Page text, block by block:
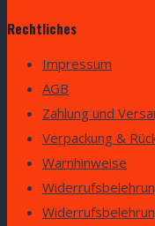
Rechtliches
Impressum
AGB
Zahlung und
Verpackung &
Warnhinweise